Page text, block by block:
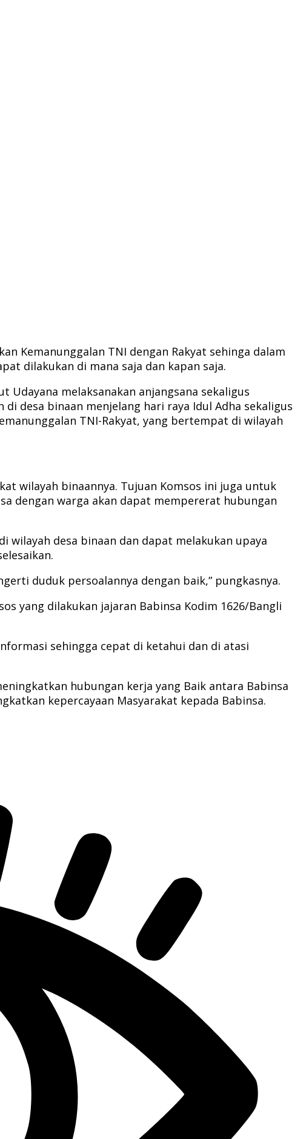
Kemanunggalan TNI dengan Rakyat sehinga dalam
dilakukan di mana saja dan kapan saja.
melaksanakan anjangsana sekaligus
desa binaan menjelang hari raya Idul Adha sekaligus
TNI-Rakyat, yang bertempat di wilayah
wilayah binaannya. Tujuan Komsos ini juga untuk
dengan warga akan dapat mempererat hubungan
desa binaan dan dapat melakukan upaya
duduk persoalannya dengan baik,” pungkasnya.
yang dilakukan jajaran Babinsa Kodim 1626/Bangli
sehingga cepat di ketahui dan di atasi
hubungan kerja yang Baik antara Babinsa
kepercayaan Masyarakat kepada Babinsa.